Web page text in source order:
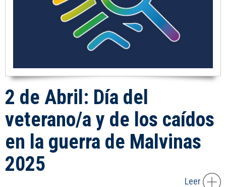
2 de Abril: Día del
veterano/a y de los caídos
en la guerra de Malvinas
2025
Leer